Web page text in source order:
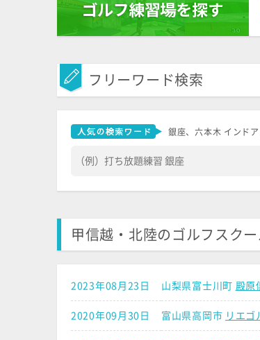
フリーワード検索
銀座、六本木 インド
甲信越・北陸のゴルフスク
2023年08月23日 山梨県富士川町 殿原
2020年09月30日 富山県高岡市 リエ